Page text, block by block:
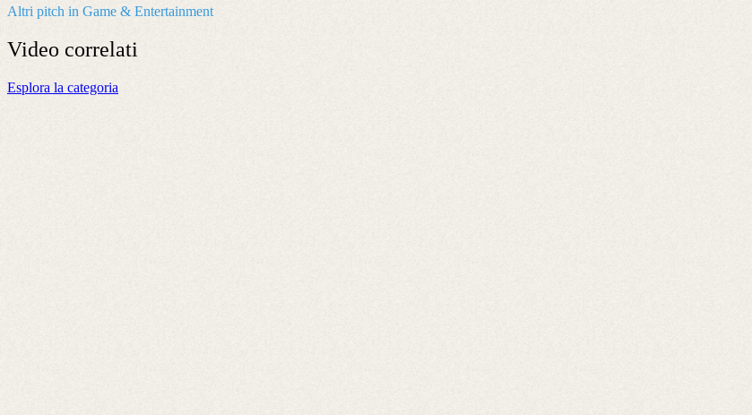
Altri pitch in Game & Entertainment
Video correlati
Esplora la categoria